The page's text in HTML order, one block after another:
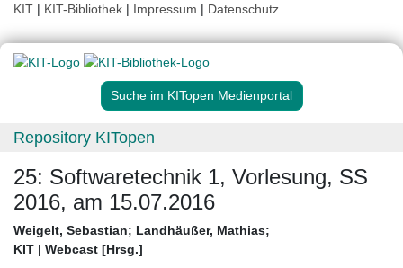
KIT | KIT-Bibliothek | Impressum | Datenschutz
Suche im KITopen Medienportal
Repository KITopen
25: Softwaretechnik 1, Vorlesung, SS
2016, am 15.07.2016
Weigelt, Sebastian; Landhäußer, Mathias;
KIT | Webcast [Hrsg.]